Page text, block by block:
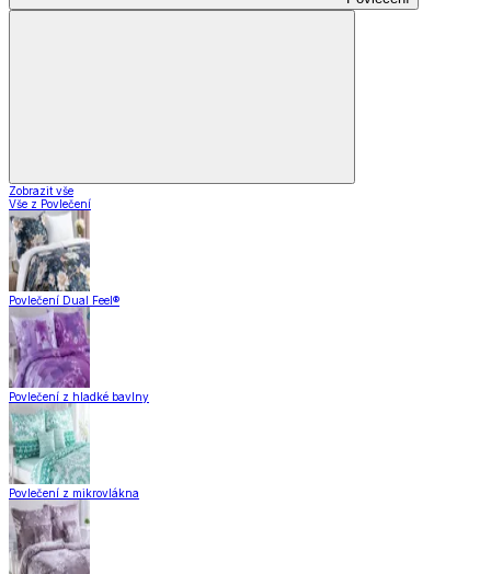
Zobrazit vše
Vše z Povlečení
Povlečení Dual Feel®
Povlečení z hladké bavlny
Povlečení z mikrovlákna